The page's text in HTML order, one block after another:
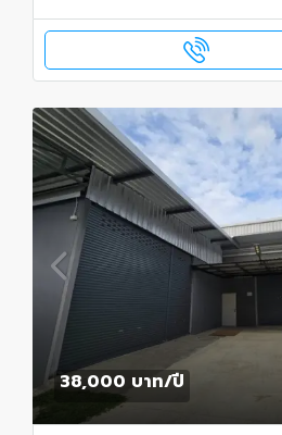
38,000 บาท/ปี